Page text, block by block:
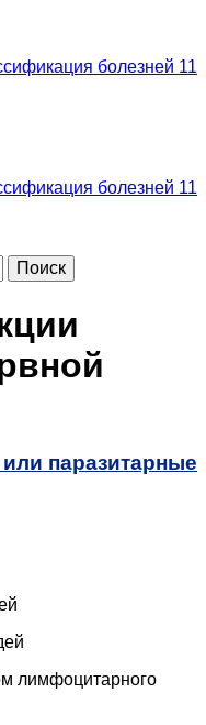
болезней 11
болезней 11
паразитарные
лимфоцитарного